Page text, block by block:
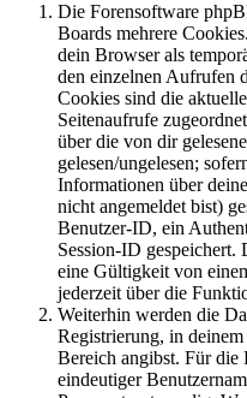
Die Forensoftware
Boards mehrere
dein Browser als
den einzelnen Aufrufen
Cookies sind die
Seitenaufrufe
über die von dir
gelesen/ungelesen;
Informationen über
nicht angemeldet bist)
Benutzer-ID, ein
Session-ID gespeichert.
eine Gültigkeit von
jederzeit über die
Weiterhin werden die
Registrierung, in
Bereich angibst. Für die
eindeutiger